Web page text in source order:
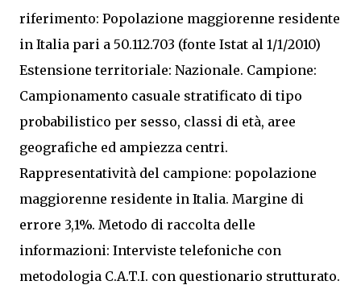
riferimento: Popolazione maggiorenne residente
in Italia pari a 50.112.703 (fonte Istat al 1/1/2010)
Estensione territoriale: Nazionale. Campione:
Campionamento casuale stratificato di tipo
probabilistico per sesso, classi di età, aree
geografiche ed ampiezza centri.
Rappresentatività del campione: popolazione
maggiorenne residente in Italia. Margine di
errore 3,1%. Metodo di raccolta delle
informazioni: Interviste telefoniche con
metodologia C.A.T.I. con questionario strutturato.